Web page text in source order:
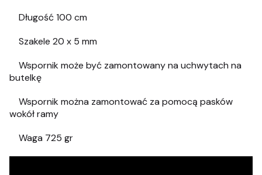
Długość 100 cm
Szakele 20 x 5 mm
Wspornik może być zamontowany na uchwytach na
butelkę
Wspornik można zamontować za pomocą pasków
wokół ramy
Waga 725 gr